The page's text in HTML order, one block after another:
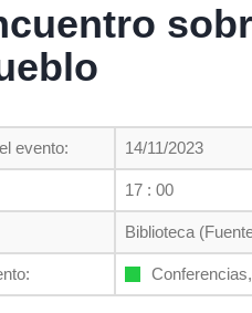
evento: 14/11/2023
17 : 00
Biblioteca